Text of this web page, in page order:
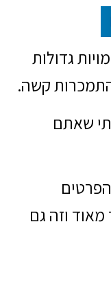
גדולות
קשה.
שאתם
וזה גם